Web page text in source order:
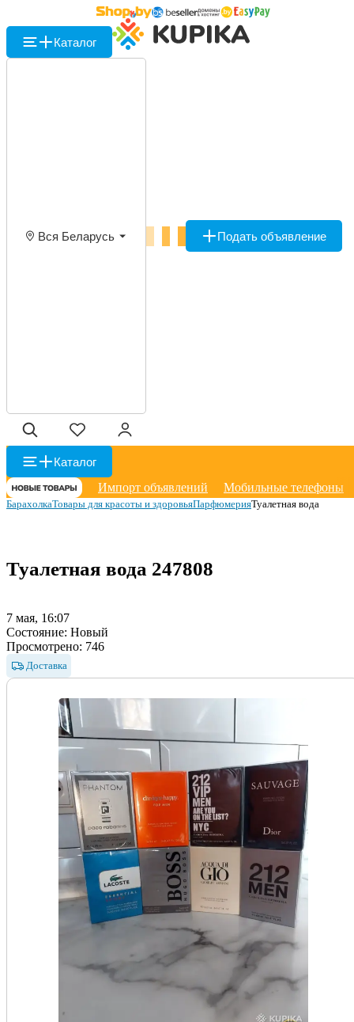
Каталог
Вся Беларусь Подать объявление
Каталог
Импорт объявлений
Мобильные телефоны
БарахолкаТовары для красоты и здоровьяПарфюмерияТуалетная вода
Туалетная вода 247808
7 мая, 16:07
Состояние: Новый
Просмотрено: 746
Доставка